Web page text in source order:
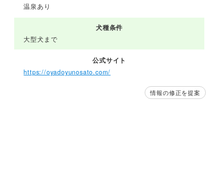
温泉あり
犬種条件
大型犬まで
公式サイト
https://oyadoyunosato.com/
情報の修正を提案